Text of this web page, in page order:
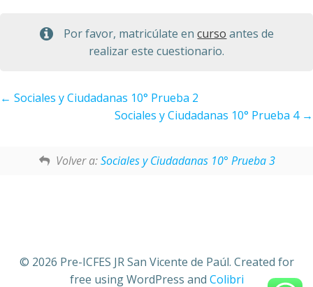
Por favor, matricúlate encurso antes de
realizar este cuestionario.
Sociales y Ciudadanas 10° Prueba 2
Sociales y Ciudadanas 10° Prueba 4
Volver a:Sociales y Ciudadanas 10° Prueba 3
© 2026 Pre-ICFES JR San Vicente de Paúl. Created for
free using WordPress and Colibri